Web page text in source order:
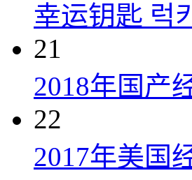
幸运钥匙 럭
21
2018年国产
22
2017年美国